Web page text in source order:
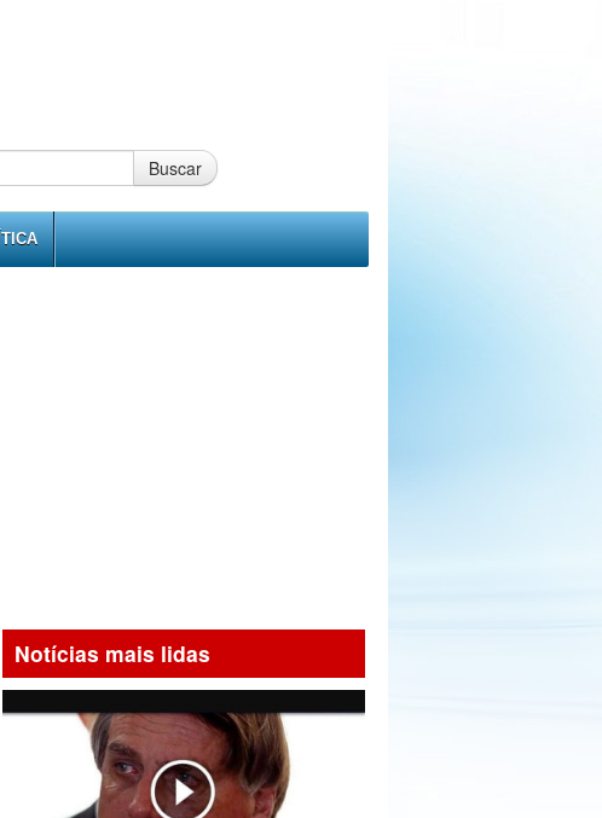
Buscar
Notícias mais lidas